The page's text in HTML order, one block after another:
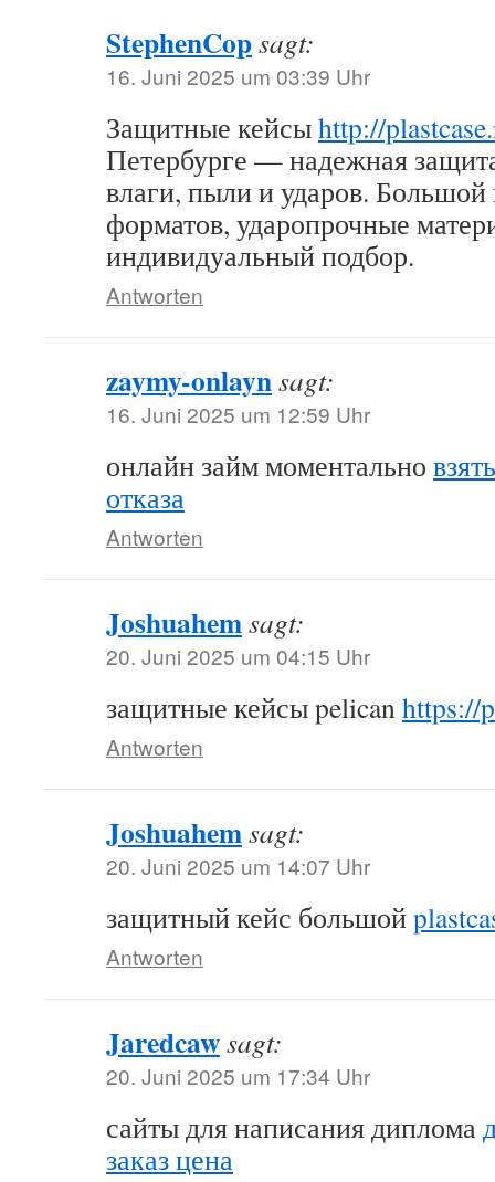
StephenCopsagt:
16. Juni 2025 um 03:39 Uhr
Защитные кейсыhttp://
Петербурге — надежная
влаги, пыли и ударов.
форматов, ударопрочные
индивидуальный подбор.
Antworten
zaymy-onlaynsagt:
16. Juni 2025 um 12:59 Uhr
онлайн займ моментально
отказа
Antworten
Joshuahemsagt:
20. Juni 2025 um 04:15 Uhr
защитные кейсы pelicanhttps://
Antworten
Joshuahemsagt:
20. Juni 2025 um 14:07 Uhr
защитный кейс большой
Antworten
Jaredcawsagt:
20. Juni 2025 um 17:34 Uhr
сайты для написания диплома
заказ цена